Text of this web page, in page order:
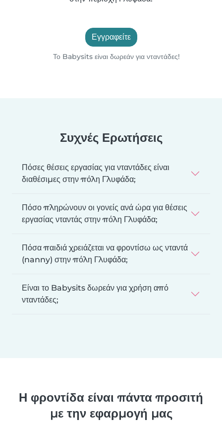
Εγγραφείτε
Το Babysits είναι δωρεάν για νταντάδες!
Συχνές Ερωτήσεις
Πόσες θέσεις εργασίας για νταντάδες είναι
διαθέσιμες στην πόλη Γλυφάδα;
Πόσο πληρώνουν οι γονείς ανά ώρα για θέσεις
εργασίας νταντάς στην πόλη Γλυφάδα;
Πόσα παιδιά χρειάζεται να φροντίσω ως νταντά
(nanny) στην πόλη Γλυφάδα;
Είναι το Babysits δωρεάν για χρήση από
νταντάδες;
Η φροντίδα είναι πάντα προσιτή
με την εφαρμογή μας